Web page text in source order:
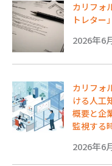
カリフォ
トレター
2026年6
カリフォ
ける人工
概要と企
監視する
2026年6